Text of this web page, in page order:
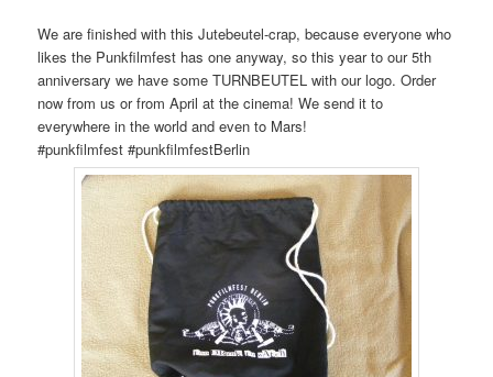
We are finished with this Jutebeutel-crap, because everyone who
likes the Punkfilmfest has one anyway, so this year to our 5th
anniversary we have some TURNBEUTEL with our logo. Order
now from us or from April at the cinema! We send it to
everywhere in the world and even to Mars!
‪#‎punkfilmfest‬ ‪#‎punkfilmfestBerlin‬